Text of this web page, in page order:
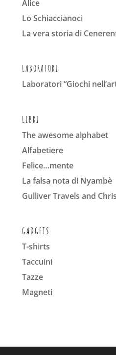
Alice
Lo Schiaccianoci
La vera storia di
LABORATORI
Laboratori “Giochi
LIBRI
The awesome alphabet
Alfabetiere
Felice…mente
La falsa nota di Nyambè
Gulliver Travels and
GADGETS
T-shirts
Taccuini
Tazze
Magneti